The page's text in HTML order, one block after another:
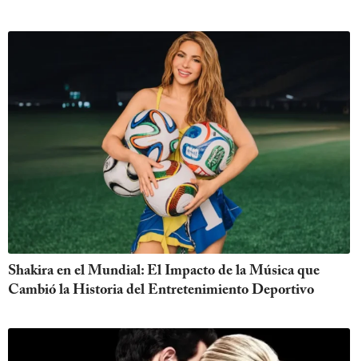
Shakira en el Mundial: El Impacto de la Música que
Cambió la Historia del Entretenimiento Deportivo